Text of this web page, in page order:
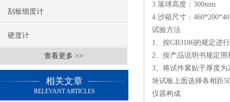
刮板细度计
硬度计
查看更多 >>
相关文章
RELEVANT ARTICLES
3.落球高度：300mm
4.沙箱尺寸：
试验方法
1、按GB3186的规定进
2、按产品说明书规定
3、将试件紧贴于厚度为
块试板上面选择各相距
仪器构成